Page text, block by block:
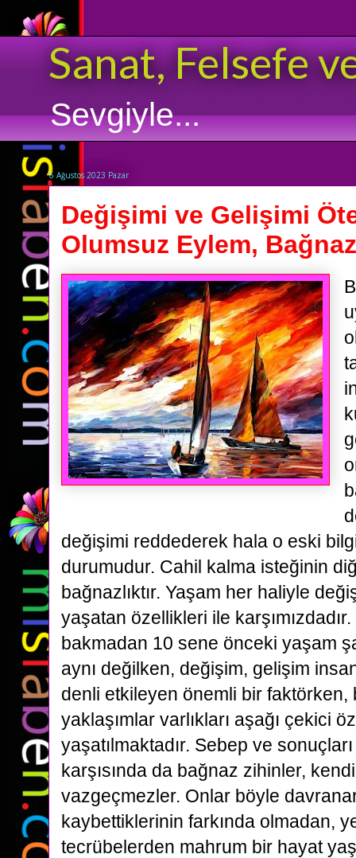
Sanat, Felsefe
Sevgiyle...
6 Ağustos 2023 Pazar
Değişimi ve Gelişimi
Olumsuz Eylem,
değişimi reddederek hala o eski
durumudur. Cahil kalma isteğinin
bağnazlıktır. Yaşam her haliyle
yaşatan özellikleri ile
bakmadan 10 sene önceki yaşam
aynı değilken, değişim, gelişim
denli etkileyen önemli bir faktörken,
yaklaşımlar varlıkları aşağı çekici
yaşatılmaktadır. Sebep ve
karşısında da bağnaz zihinler,
vazgeçmezler. Onlar böyle
kaybettiklerinin farkında olmadan,
tecrübelerden mahrum bir hayat